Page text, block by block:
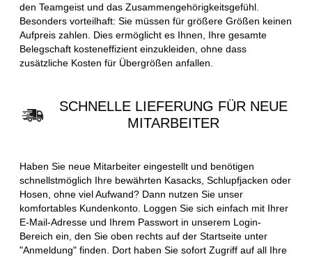
den Teamgeist und das Zusammengehörigkeitsgefühl.
Besonders vorteilhaft: Sie müssen für größere Größen keinen
Aufpreis zahlen. Dies ermöglicht es Ihnen, Ihre gesamte
Belegschaft kosteneffizient einzukleiden, ohne dass
zusätzliche Kosten für Übergrößen anfallen.
SCHNELLE LIEFERUNG FÜR NEUE
MITARBEITER
Haben Sie neue Mitarbeiter eingestellt und benötigen
schnellstmöglich Ihre bewährten Kasacks, Schlupfjacken oder
Hosen, ohne viel Aufwand? Dann nutzen Sie unser
komfortables Kundenkonto. Loggen Sie sich einfach mit Ihrer
E-Mail-Adresse und Ihrem Passwort in unserem Login-
Bereich ein, den Sie oben rechts auf der Startseite unter
"Anmeldung" finden. Dort haben Sie sofort Zugriff auf all Ihre